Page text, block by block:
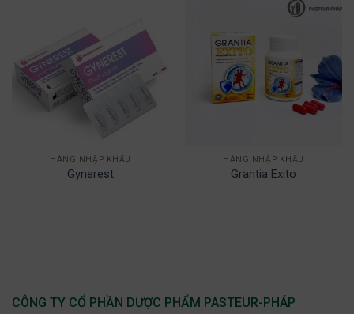
HÀNG NHẬP KHẨU
Gynerest
HÀNG NHẬP KHẨU
Grantia Exito
CÔNG TY CỔ PHẦN DƯỢC PHẨM PASTEUR-PHÁP